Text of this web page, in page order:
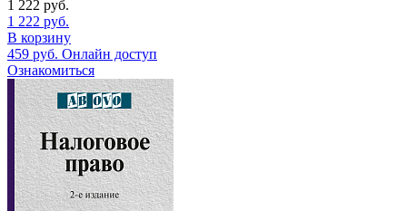
1 222 руб.
1 222 руб.
В корзину
459 руб. Онлайн доступ
Ознакомиться